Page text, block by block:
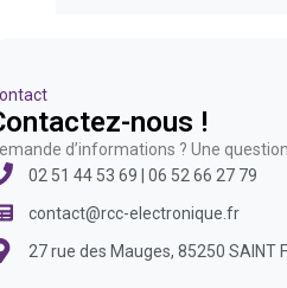
nous !
d’informations ? Une
02 51 44 53 69 | 06 52 66 27 79
contact@rcc-electronique.fr
27 rue des Mauges, 85250 SAINT